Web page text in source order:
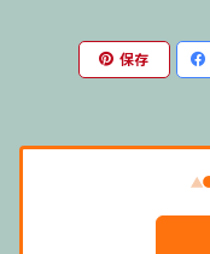
その他のご利用
保存